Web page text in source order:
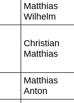
Matthias
Wilhelm
Christian
Matthias
Matthias
Anton